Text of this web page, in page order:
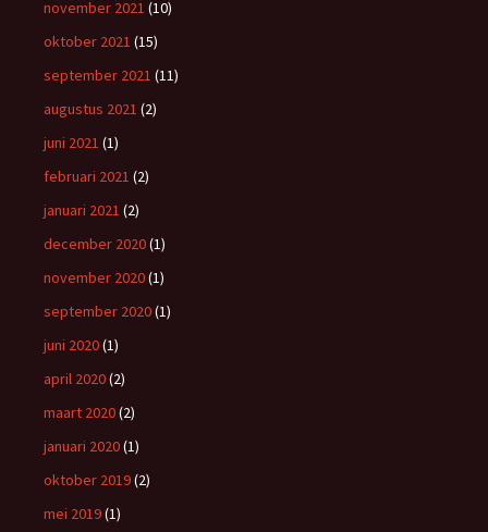
november 2021 (10)
oktober 2021 (15)
september 2021 (11)
augustus 2021 (2)
juni 2021 (1)
februari 2021 (2)
januari 2021 (2)
december 2020(1)
november 2020(1)
september 2020(1)
juni 2020(1)
april 2020(2)
maart 2020(2)
januari 2020(1)
oktober 2019(2)
mei 2019(1)